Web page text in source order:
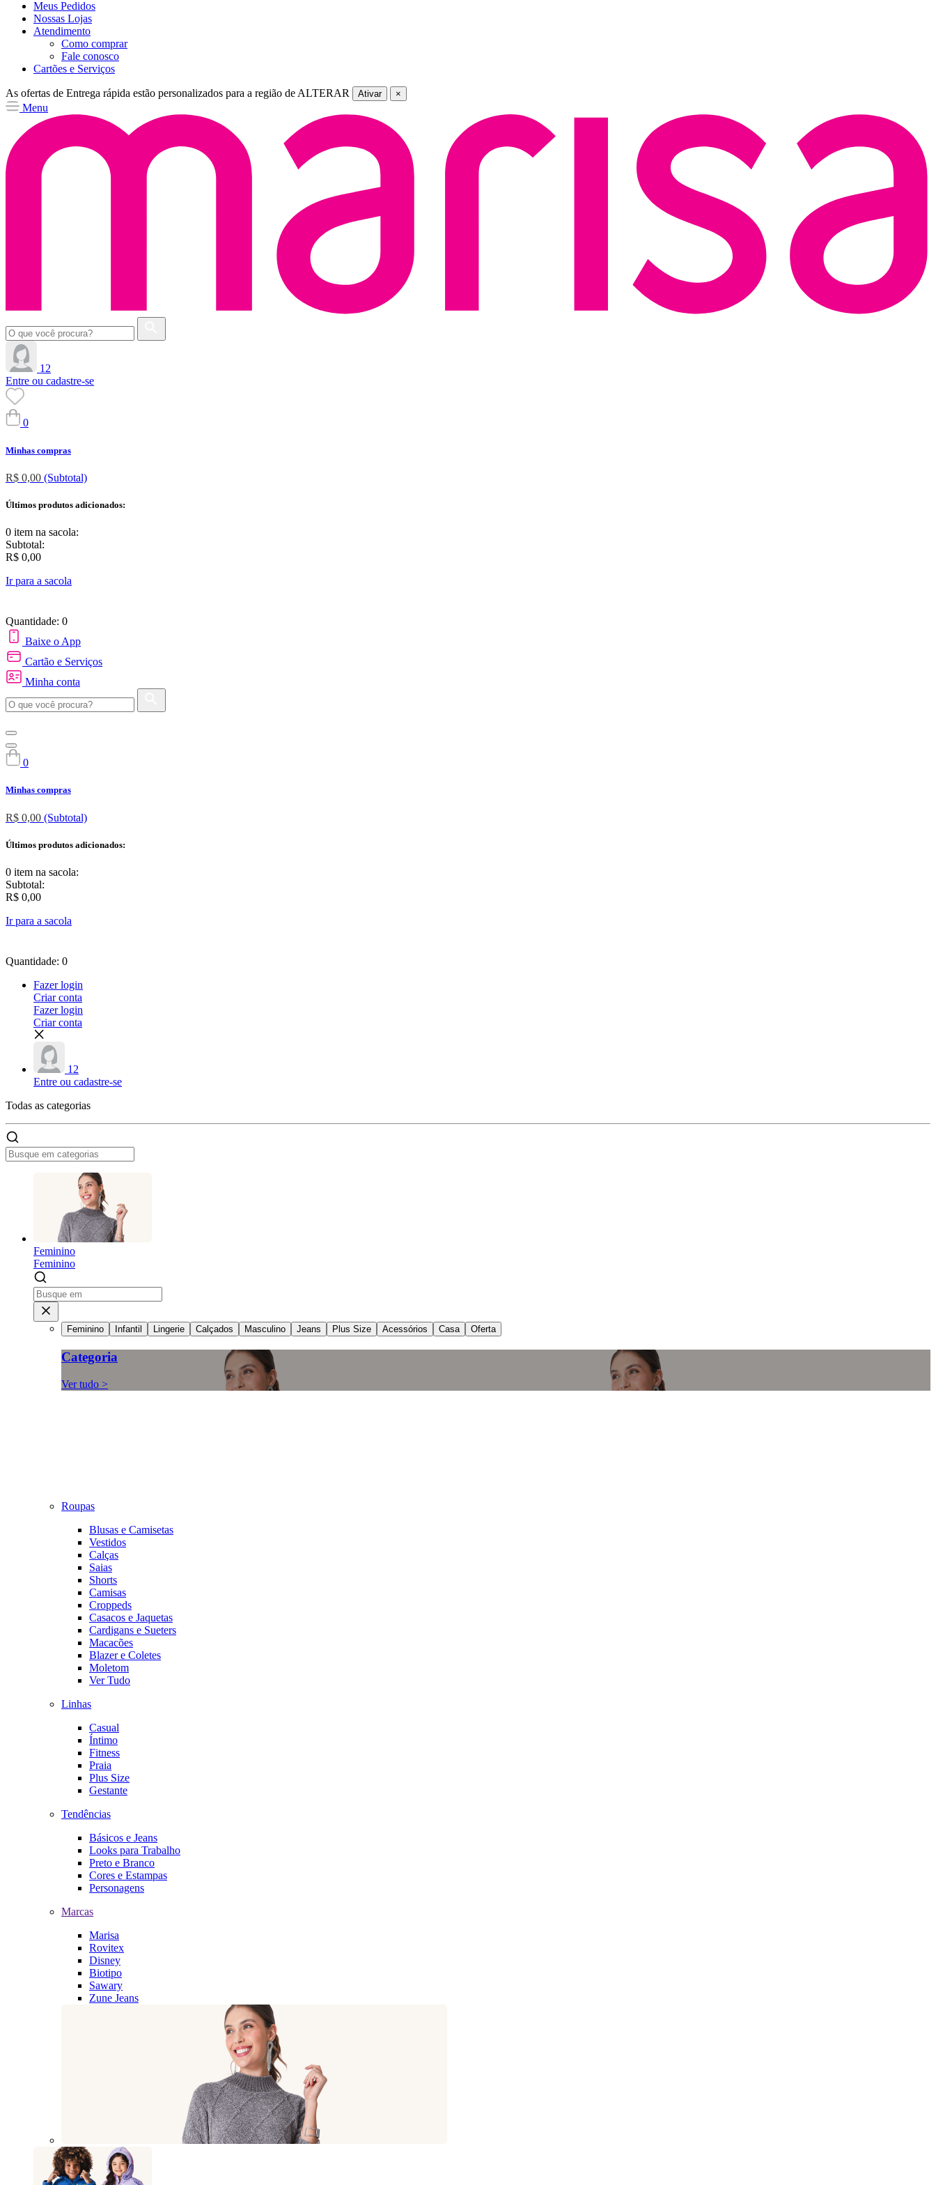
Meus Pedidos
Nossas Lojas
Atendimento
Como comprar
Fale conosco
Cartões e Serviços
As ofertas de Entrega rápida estão personalizados para a região de ALTERAR Ativar ×
Menu
12
Entre ou cadastre-se
0
Minhas compras
R$ 0,00 (Subtotal)
Últimos produtos adicionados:
0 item na sacola:
Subtotal:
R$ 0,00
Ir para a sacola
Quantidade: 0
Baixe o App
Cartão e Serviços
Minha conta
0
Minhas compras
R$ 0,00 (Subtotal)
Últimos produtos adicionados:
0 item na sacola:
Subtotal:
R$ 0,00
Ir para a sacola
Quantidade: 0
Fazer login
Criar conta
Fazer login
Criar conta
12
Entre ou cadastre-se
Todas as categorias
Feminino
Feminino
Feminino Infantil Lingerie Calçados Masculino Jeans Plus Size Acessórios Casa Oferta
Categoria
Ver tudo >
Roupas
Blusas e Camisetas
Vestidos
Calças
Saias
Shorts
Camisas
Croppeds
Casacos e Jaquetas
Cardigans e Sueters
Macacões
Blazer e Coletes
Moletom
Ver Tudo
Linhas
Casual
Íntimo
Fitness
Praia
Plus Size
Gestante
Tendências
Básicos e Jeans
Looks para Trabalho
Preto e Branco
Cores e Estampas
Personagens
Marcas
Marisa
Rovitex
Disney
Biotipo
Sawary
Zune Jeans